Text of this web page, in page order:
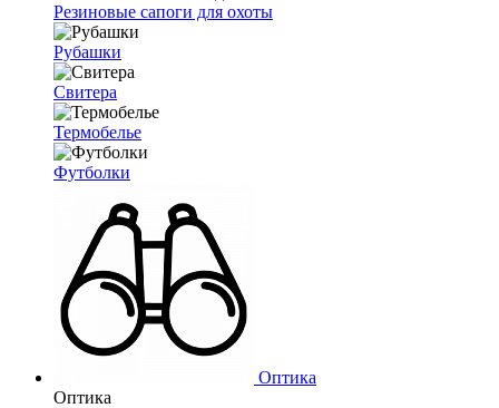
Резиновые сапоги для охоты
Рубашки
Свитера
Термобелье
Футболки
Оптика
Оптика